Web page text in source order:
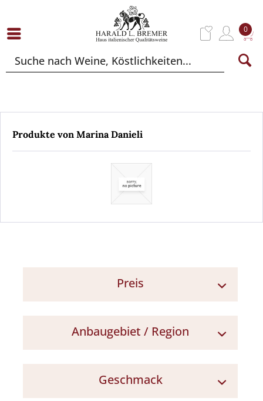
0
Produkte von Marina Danieli
Preis
10 - 15 €Anbaugebiet / Region
NorditalienGeschmack